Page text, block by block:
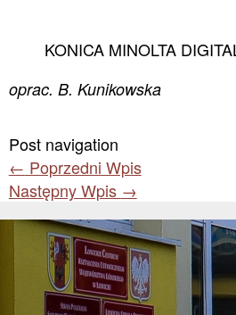
KONICA MINOLTA
oprac. B. Kunikowska
Post navigation
← Poprzedni Wpis
Następny Wpis →